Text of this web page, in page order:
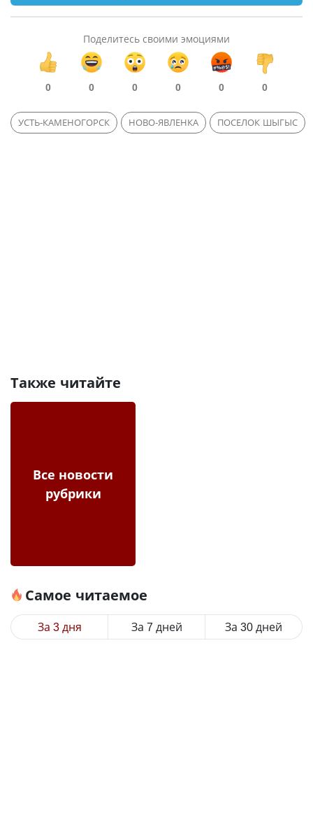
Поделитесь своими эмоциями
0 0 0 0 0 0
УСТЬ-КАМЕНОГОРСК НОВО-ЯВЛЕНКА ПОСЕЛОК ШЫГЫС
Также читайте
Все новости
рубрики
Самое читаемое
За 3 дня За 7 дней За 30 дней